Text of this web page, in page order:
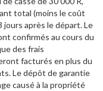
total (moins le coût
jours après le départ. Le
confirmés au cours du
des frais
facturés en plus du
Le dépôt de garantie
causé à la propriété